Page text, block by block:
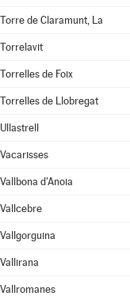
Torre de Claramunt, La
Torrelavit
Torrelles de Foix
Torrelles de Llobregat
Ullastrell
Vacarisses
Vallbona d'Anoia
Vallcebre
Vallgorguina
Vallirana
Vallromanes